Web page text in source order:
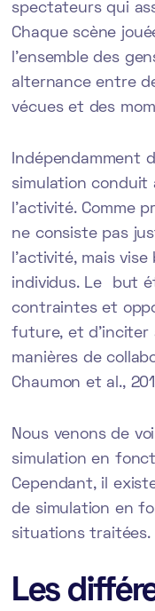
spectateurs qui
Chaque scène
l’ensemble des
alternance entre
vécues et des
Indépendamment
simulation conduit
l’activité. Comme
ne consiste pas
l’activité, mais
individus. Le but
contraintes et
future, et d’inciter
manières de
Chaumon et al.,
Nous venons de
simulation en
Cependant, il
de simulation en
situations traitées.
Les